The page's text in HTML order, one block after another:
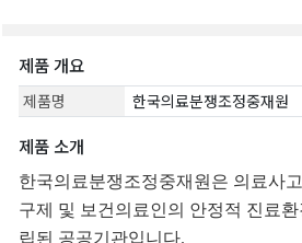
제품 개요
제품명 한국의료분쟁조정중재원
제품 소개